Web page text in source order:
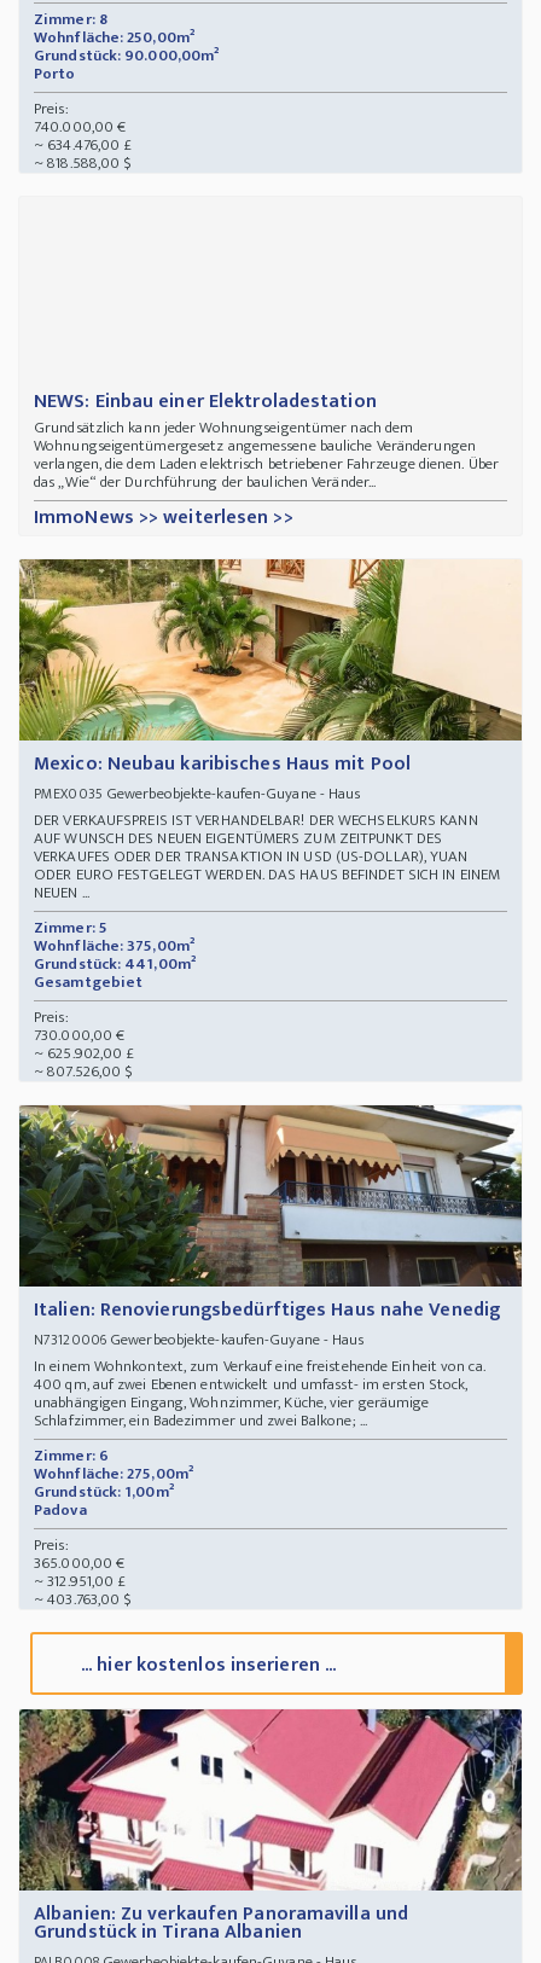
Zimmer: 8
Wohnfläche: 250,00m²
Grundstück: 90.000,00m²
Porto
Preis:
740.000,00 €
~ 634.476,00 £
~ 818.588,00 $
NEWS: Einbau einer Elektroladestation
Grundsätzlich kann jeder Wohnungseigentümer nach dem
Wohnungseigentümergesetz angemessene bauliche Veränderungen
verlangen, die dem Laden elektrisch betriebener Fahrzeuge dienen. Über
das „Wie“ der Durchführung der baulichen Veränder...
ImmoNews >> weiterlesen >>
Mexico: Neubau karibisches Haus mit Pool
PMEX0035 Gewerbeobjekte-kaufen-Guyane - Haus
DER VERKAUFSPREIS IST VERHANDELBAR! DER WECHSELKURS KANN
AUF WUNSCH DES NEUEN EIGENTÜMERS ZUM ZEITPUNKT DES
VERKAUFES ODER DER TRANSAKTION IN USD (US-DOLLAR), YUAN
ODER EURO FESTGELEGT WERDEN. DAS HAUS BEFINDET SICH IN EINEM
NEUEN ...
Zimmer: 5
Wohnfläche: 375,00m²
Grundstück: 441,00m²
Gesamtgebiet
Preis:
730.000,00 €
~ 625.902,00 £
~ 807.526,00 $
Italien: Renovierungsbedürftiges Haus nahe Venedig
N73120006Gewerbeobjekte-kaufen-Guyane - Haus
In einem Wohnkontext, zum Verkauf eine freistehende Einheit von ca.
400 qm, auf zwei Ebenen entwickelt und umfasst- im ersten Stock,
unabhängigen Eingang, Wohnzimmer, Küche, vier geräumige
Schlafzimmer, ein Badezimmer und zwei Balkone; ...
Zimmer: 6
Wohnfläche: 275,00m²
Grundstück: 1,00m²
Padova
Preis:
365.000,00 €
~ 312.951,00 £
~ 403.763,00 $
... hier kostenlos inserieren ...
Albanien: Zu verkaufen Panoramavilla und
Grundstück in Tirana Albanien